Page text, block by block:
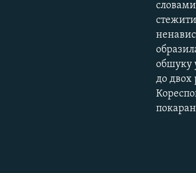
обшуку
до двох